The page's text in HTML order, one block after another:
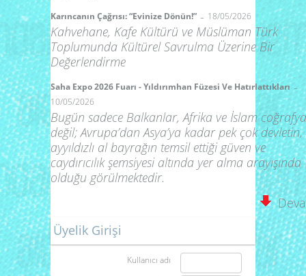
Karıncanın Çağrısı: “Evinize Dönün!” - 18/05/2026
Kahvehane, Kafe Kültürü ve Müslüman Türk
Toplumunda Kültürel Savrulma Üzerine Bir
Değerlendirme
Saha Expo 2026 Fuarı - Yıldırımhan Füzesi Ve Hatırlattıkları -
10/05/2026
Bugün sadece Balkanlar, Afrika ve İslam
değil; Avrupa’dan Asya’ya kadar pek çok devletin,
ayyıldızlı al bayrağın temsil ettiği güven ve
caydırıcılık şemsiyesi altında yer alma arayışında
olduğu görülmektedir.
Üyelik Girişi
Kullanıcı adı